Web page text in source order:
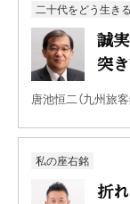
二十代をどう生き
誠
突
唐池恒二（九州旅
私の座右銘
折